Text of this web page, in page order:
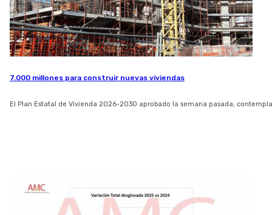
7.000 millones para construir nuevas viviendas
El Plan Estatal de Vivienda 2026-2030 aprobado la semana pasada,